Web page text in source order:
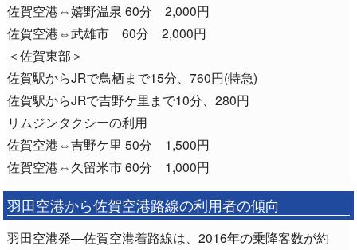
佐賀空港⇔嬉野温泉 60分 2,000円
佐賀空港⇔武雄市 60分 2,000円
＜佐賀東部＞
佐賀駅からJRで鳥栖まで15分、760円(特急)
佐賀駅からJRで吉野ケ里まで10分、280円
リムジンタクシーの利用
佐賀空港⇔吉野ケ里 50分 1,500円
佐賀空港⇔久留米市 60分 1,000円
羽田空港から佐賀空港路線の利用者の傾向
羽田空港発―佐賀空港着路線は、2016年の乗降客数が約